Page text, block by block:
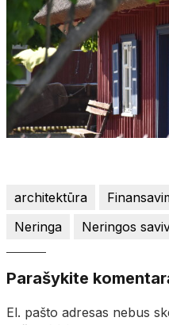
architektūra
Neringa
Neringos
Parašykite
El. pašto adresas nebus